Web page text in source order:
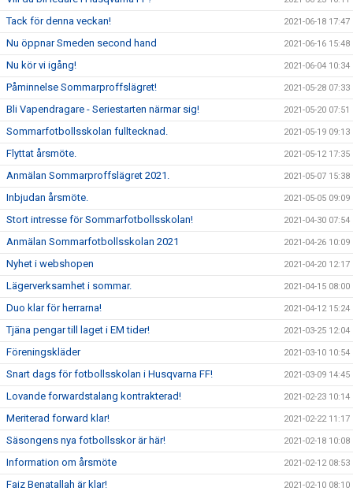
Tack för denna veckan! 2021-06-18 17:47
Nu öppnar Smeden second hand 2021-06-16 15:48
Nu kör vi igång! 2021-06-04 10:34
Påminnelse Sommarproffslägret! 2021-05-28 07:33
Bli Vapendragare - Seriestarten närmar sig! 2021-05-20 07:51
Sommarfotbollsskolan fulltecknad. 2021-05-19 09:13
Flyttat årsmöte. 2021-05-12 17:35
Anmälan Sommarproffslägret 2021. 2021-05-07 15:38
Inbjudan årsmöte. 2021-05-05 09:09
Stort intresse för Sommarfotbollsskolan! 2021-04-30 07:54
Anmälan Sommarfotbollsskolan 2021 2021-04-26 10:09
Nyhet i webshopen 2021-04-20 12:17
Lägerverksamhet i sommar. 2021-04-15 08:00
Duo klar för herrarna! 2021-04-12 15:24
Tjäna pengar till laget i EM tider! 2021-03-25 12:04
Föreningskläder 2021-03-10 10:54
Snart dags för fotbollsskolan i Husqvarna FF! 2021-03-09 14:45
Lovande forwardstalang kontrakterad! 2021-02-23 10:14
Meriterad forward klar! 2021-02-22 11:17
Säsongens nya fotbollsskor är här! 2021-02-18 10:08
Information om årsmöte 2021-02-12 08:53
Faiz Benatallah är klar! 2021-02-10 08:10